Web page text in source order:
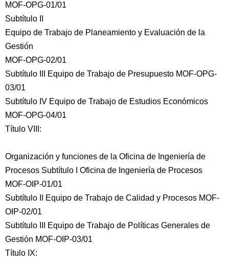
MOF-OPG-01/01
Subtítulo II
Equipo de Trabajo de Planeamiento y Evaluación de la
Gestión
MOF-OPG-02/01
Subtítulo III Equipo de Trabajo de Presupuesto MOF-OPG-
03/01
Subtítulo IV Equipo de Trabajo de Estudios Económicos
MOF-OPG-04/01
Título VIII:
Organización y funciones de la Oficina de Ingeniería de
Procesos Subtítulo I Oficina de Ingeniería de Procesos
MOF-OIP-01/01
Subtítulo II Equipo de Trabajo de Calidad y Procesos MOF-
OIP-02/01
Subtítulo III Equipo de Trabajo de Políticas Generales de
Gestión MOF-OIP-03/01
Título IX: